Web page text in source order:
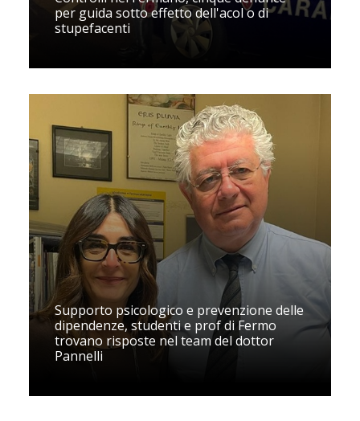
per guida sotto effetto dell'acol o di
stupefacenti
Supporto psicologico e prevenzione delle
dipendenze, studenti e prof di Fermo
trovano risposte nel team del dottor
Pannelli